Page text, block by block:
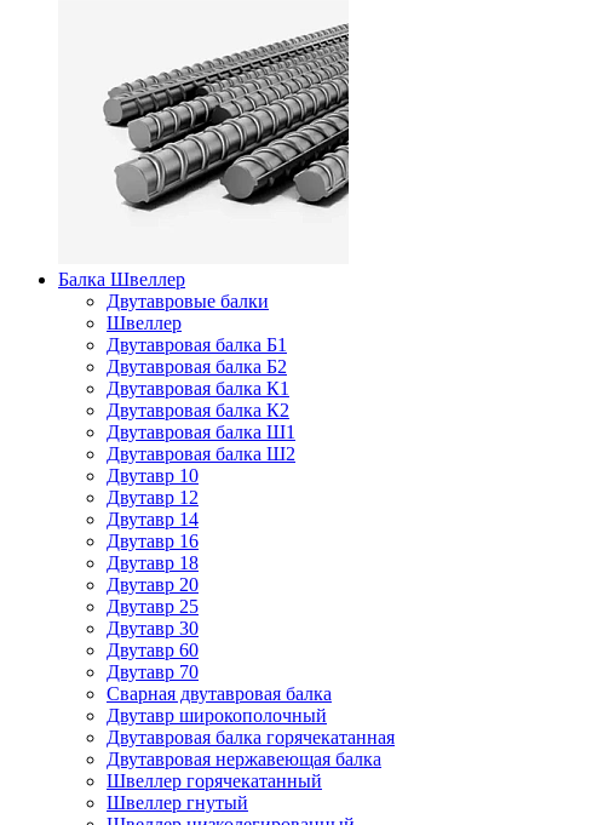
Балка Швеллер
Двутавровые балки
Швеллер
Двутавровая балка Б1
Двутавровая балка Б2
Двутавровая балка К1
Двутавровая балка К2
Двутавровая балка Ш1
Двутавровая балка Ш2
Двутавр 10
Двутавр 12
Двутавр 14
Двутавр 16
Двутавр 18
Двутавр 20
Двутавр 25
Двутавр 30
Двутавр 60
Двутавр 70
Сварная двутавровая балка
Двутавр широкополочный
Двутавровая балка горячекатанная
Двутавровая нержавеющая балка
Швеллер горячекатанный
Швеллер гнутый